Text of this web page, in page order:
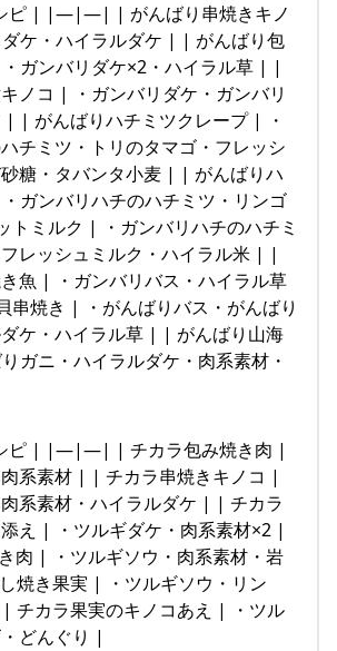
ピ | |—|—| | がんばり串焼きキノ
ケ・ハイラルダケ | | がんばり包
ガンバリダケ×2・ハイラル草 | |
ノコ | ・ガンバリダケ・ガンバリ
| | がんばりハチミツクレープ | ・
チミツ・トリのタマゴ・フレッシ
糖・タバンタ小麦 | | がんばりハ
ガンバリハチのハチミツ・リンゴ
トミルク | ・ガンバリハチのハチミ
レッシュミルク・ハイラル米 | |
魚 | ・ガンバリバス・ハイラル草
串焼き | ・がんばりバス・がんばり
ケ・ハイラル草 | | がんばり山海
ガニ・ハイラルダケ・肉系素材・
ピ | |—|—| | チカラ包み焼き肉 |
肉系素材 | | チカラ串焼きキノコ |
肉系素材・ハイラルダケ | | チカラ
え | ・ツルギダケ・肉系素材×2 |
肉 | ・ツルギソウ・肉系素材・岩
焼き果実 | ・ツルギソウ・リン
チカラ果実のキノコあえ | ・ツル
どんぐり |